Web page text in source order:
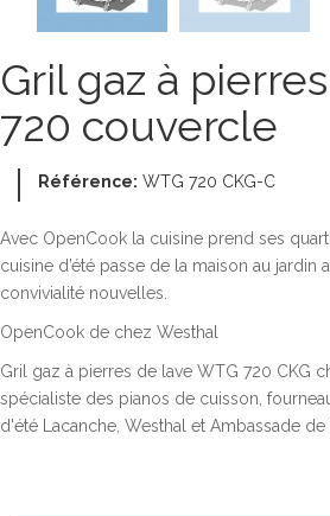
Gril gaz à
720 couvercle
Référence: WTG 720 CKG-C
Avec OpenCook la cuisine prend ses
cuisine d’été passe de la maison au jardin
convivialité nouvelles.
OpenCook de chez Westhal
Gril gaz à pierres de lave WTG 720 CKG
spécialiste des pianos de cuisson,
d'été Lacanche, Westhal et Ambassade